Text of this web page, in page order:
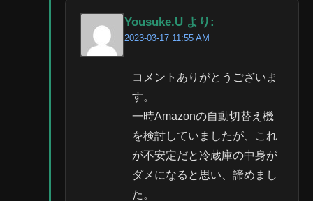
Yousuke.U より:
2023-03-17 11:55 AM
コメントありがとうございま
す。
一時Amazonの自動切替え機
を検討していましたが、これ
が不安定だと冷蔵庫の中身が
ダメになると思い、諦めまし
た。